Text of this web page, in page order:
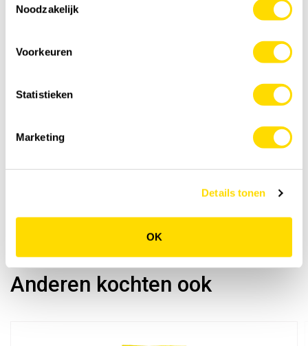
Noodzakelijk
Voorkeuren
Statistieken
Marketing
Details tonen
OK
YOUTUBE
Anderen kochten ook